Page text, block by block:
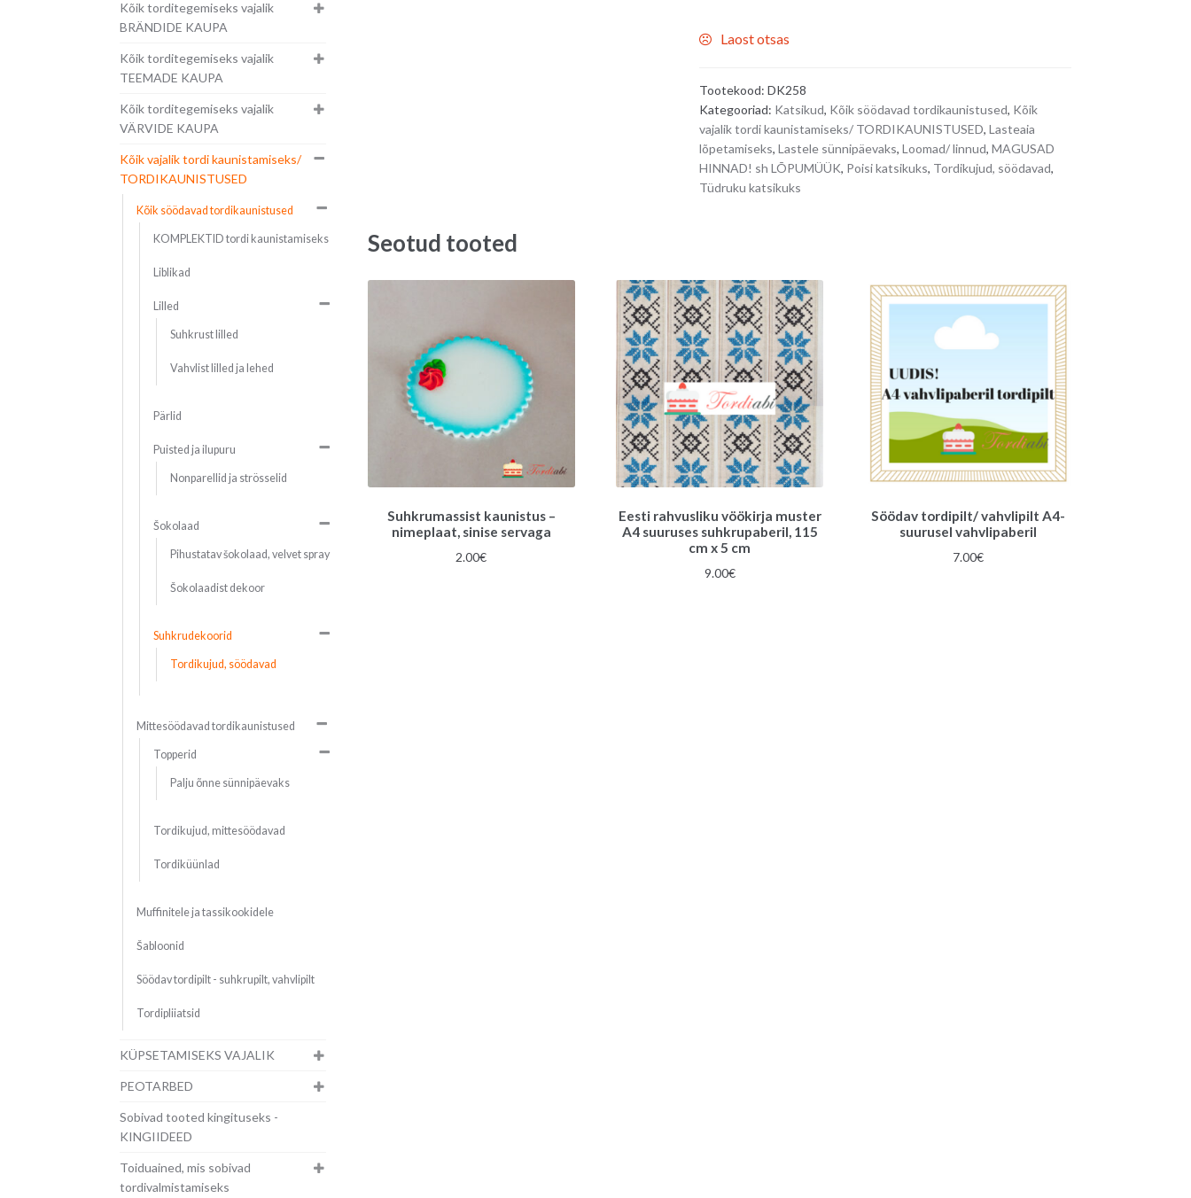
Laost otsas
Tootekood: DK258
Kategooriad: Katsikud, Kõik söödavad tordikaunistused, Kõik
vajalik tordi kaunistamiseks/ TORDIKAUNISTUSED, Lasteaia
lõpetamiseks, Lastele sünnipäevaks, Loomad/ linnud, MAGUSAD
HINNAD! sh LÕPUMÜÜK, Poisi katsikuks, Tordikujud, söödavad,
Tüdruku katsikuks
Seotud tooted
Suhkrumassist kaunistus –
nimeplaat, sinise servaga
2.00€
Eesti rahvusliku vöökirja muster
A4 suuruses suhkrupaberil, 115
cm x 5 cm
9.00€
Söödav tordipilt/ vahvlipilt A4-
suurusel vahvlipaberil
7.00€
Kõik torditegemiseks vajalik
BRÄNDIDE KAUPA
Kõik torditegemiseks vajalik
TEEMADE KAUPA
Kõik torditegemiseks vajalik
VÄRVIDE KAUPA
Kõik vajalik tordi kaunistamiseks/
TORDIKAUNISTUSED
Kõik söödavad tordikaunistused
KOMPLEKTID tordi kaunistamiseks
Liblikad
Lilled
Suhkrust lilled
Vahvlist lilled ja lehed
Pärlid
Puisted ja ilupuru
Nonparellid ja strösselid
Šokolaad
Pihustatav šokolaad, velvet spray
Šokolaadist dekoor
Suhkrudekoorid
Tordikujud, söödavad
Mittesöödavad tordikaunistused
Topperid
Palju õnne sünnipäevaks
Tordikujud, mittesöödavad
Tordiküünlad
Muffinitele ja tassikookidele
Šabloonid
Söödav tordipilt - suhkrupilt, vahvlipilt
Tordipliiatsid
KÜPSETAMISEKS VAJALIK
PEOTARBED
Sobivad tooted kingituseks -
KINGIIDEED
Toiduained, mis sobivad
tordivalmistamiseks